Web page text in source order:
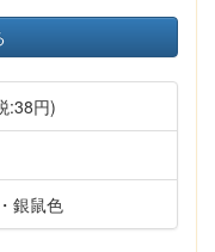
:38円)
銀鼠色